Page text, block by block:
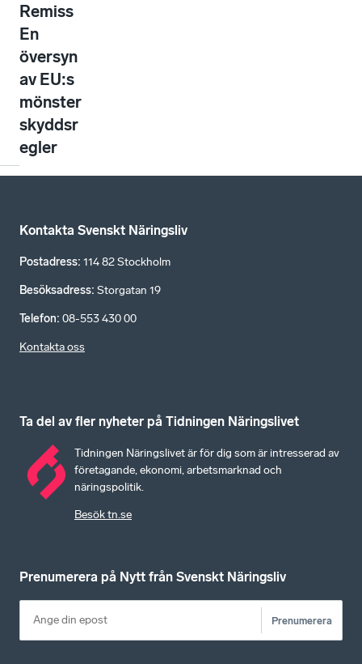
Remiss
En
översyn
av EU:s
mönster
skyddsr
egler
Kontakta Svenskt Näringsliv
Postadress: 114 82 Stockholm
Besöksadress: Storgatan 19
Telefon: 08-553 430 00
Kontakta oss
Ta del av fler nyheter på Tidningen Näringslivet
Tidningen Näringslivet är för dig som är intresserad av
företagande, ekonomi, arbetsmarknad och
näringspolitik.
Besök tn.se
Prenumerera på Nytt från Svenskt Näringsliv
Prenumerera